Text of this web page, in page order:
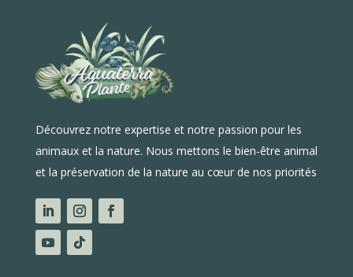
Découvrez notre expertise et notre passion pour les
animaux et la nature. Nous mettons le bien-être animal
et la préservation de la nature au cœur de nos priorités